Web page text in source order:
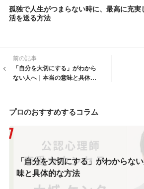
孤独で人生がつまらない時に、最高に充実
活を送る方法
前の記事
「自分を大切にする」がわから
ない人へ｜本当の意味と具体的
プロのおすすめするコラム
「自分を大切にする」がわからな
味と具体的な方法